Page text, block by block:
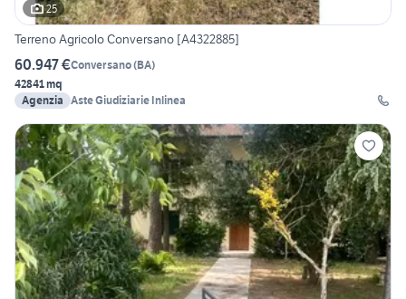
25
Terreno Agricolo Conversano [A4322885]
60.947 €Conversano(BA)
42841 mq
Agenzia Aste Giudiziarie Inlinea